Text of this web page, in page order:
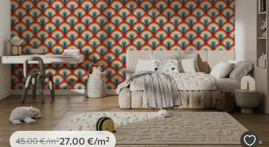
Premium vinil
66.6740.00€/m²
Peel and Stick
81 .6749.00€/m²
45.00€/m²27 .00 €/m²